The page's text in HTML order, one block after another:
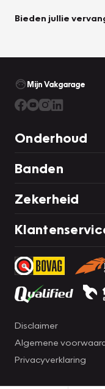
Bieden jullie
Mijn Vakgarage
Onderhoud
Banden
Zekerheid
Disclaimer
Algemene
Privacyverklaring